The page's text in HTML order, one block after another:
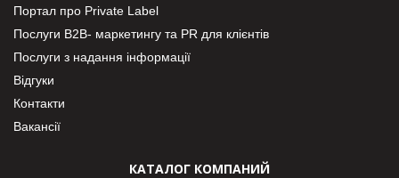
Портал про Private Label
Послуги В2В- маркетингу та PR для клієнтів
Послуги з надання інформації
Відгуки
Контакти
Вакансії
КАТАЛОГ КОМПАНИЙ